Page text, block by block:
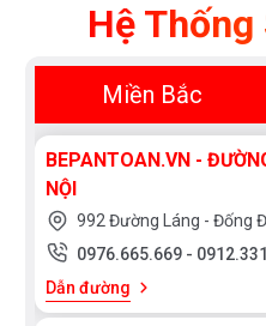
Hệ
Miền Bắc
BEPANTOAN.VN -
NỘI
992 Đường Láng - Đống
0976.665.669 -
Dẫn đường